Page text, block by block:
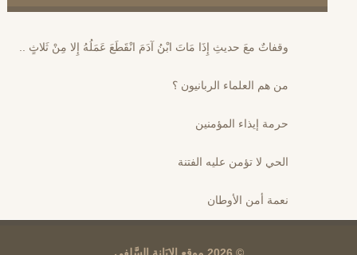
وقفاتٌ معَ حديثِ إِذَا مَاتَ ابْنُ آدَمَ انْقَطَعَ عَمَلُهُ إِلا مِنْ ثَلاثٍ ..
من هم العلماء الربانيون ؟
حرمة إيذاء المؤمنين
الحي لا تؤمن عليه الفتنة
نعمة أمن الأوطان